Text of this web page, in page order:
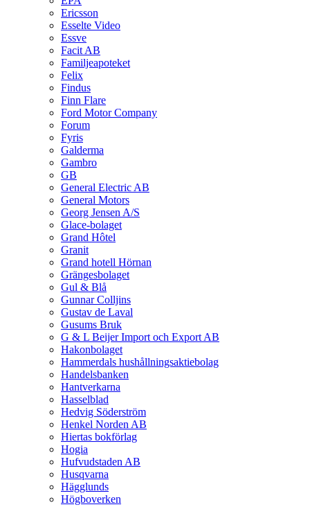
Ericsson
Esselte Video
Essve
Facit AB
Familjeapoteket
Felix
Findus
Finn Flare
Ford Motor Company
Forum
Fyris
Galderma
Gambro
GB
General Electric AB
General Motors
Georg Jensen A/S
Glace-bolaget
Grand Hôtel
Granit
Grand hotell Hörnan
Grängesbolaget
Gul & Blå
Gunnar Colljins
Gustav de Laval
Gusums Bruk
G & L Beijer Import och Export AB
Hakonbolaget
Hammerdals hushållningsaktiebolag
Handelsbanken
Hantverkarna
Hasselblad
Hedvig Söderström
Henkel Norden AB
Hiertas bokförlag
Hogia
Hufvudstaden AB
Husqvarna
Hägglunds
Högboverken